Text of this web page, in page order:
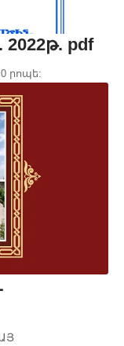
pdf
րոպե: